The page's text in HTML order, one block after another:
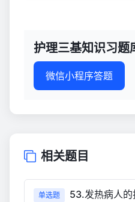
护理三基知识习题
微信小程序答题
相关题目
单选题
53.发热病人